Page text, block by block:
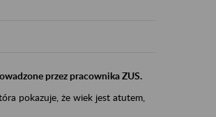
przez pracownika ZUS.
pokazuje, że wiek jest atutem,